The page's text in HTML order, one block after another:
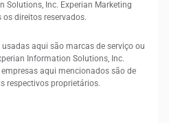
Solutions, Inc. Experian Marketing
os direitos reservados.
aqui são marcas de serviço ou
Information Solutions, Inc.
aqui mencionados são de
respectivos proprietários.